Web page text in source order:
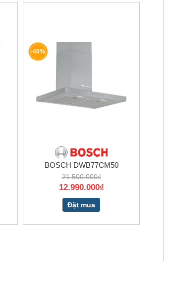
-40%
BOSCH DWB77CM50
21.500.000₫
12.990.000₫
Đặt mua